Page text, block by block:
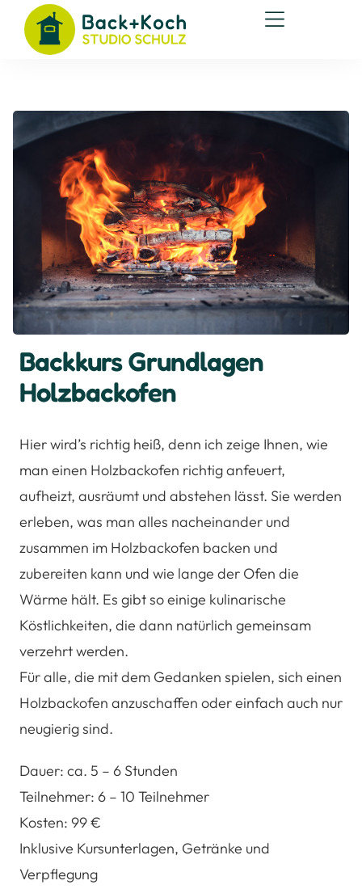
Backkurs Grundlagen
Holzbackofen
Hier wird’s richtig heiß, denn ich zeige Ihnen, wie
man einen Holzbackofen richtig anfeuert,
aufheizt, ausräumt und abstehen lässt. Sie werden
erleben, was man alles nacheinander und
zusammen im Holzbackofen backen und
zubereiten kann und wie lange der Ofen die
Wärme hält. Es gibt so einige kulinarische
Köstlichkeiten, die dann natürlich gemeinsam
verzehrt werden.
Für alle, die mit dem Gedanken spielen, sich einen
Holzbackofen anzuschaffen oder einfach auch nur
neugierig sind.
Dauer: ca. 5 – 6 Stunden
Teilnehmer: 6 – 10 Teilnehmer
Kosten: 99 €
Inklusive Kursunterlagen, Getränke und
Verpflegung